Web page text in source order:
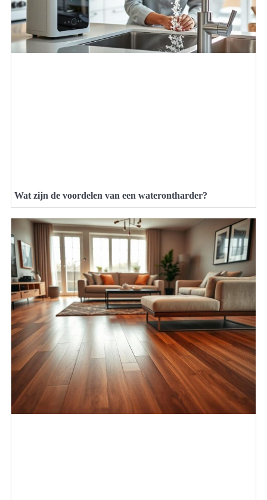
Wat zijn de voordelen van een waterontharder?